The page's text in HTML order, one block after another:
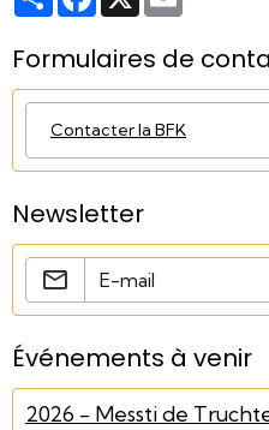
Formulaires de
Contacter la BFK
Newsletter
Événements à venir
2026 - Messti de